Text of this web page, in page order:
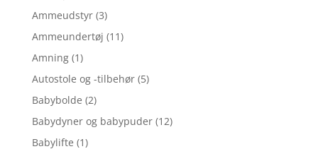
Ammeudstyr (3)
Ammeundertøj (11)
Amning (1)
Autostole og -tilbehør (5)
Babybolde (2)
Babydyner og babypuder (12)
Babylifte (1)